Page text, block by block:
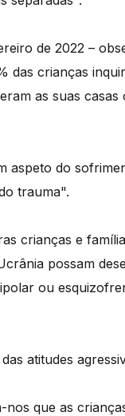
de 2022 –
das crianças
as suas
aspeto do
trauma".
crianças e
possam
ou
atitudes
que as